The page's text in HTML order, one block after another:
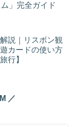
」完全ガイド
説｜リスボン観
カードの使い方
行】
／